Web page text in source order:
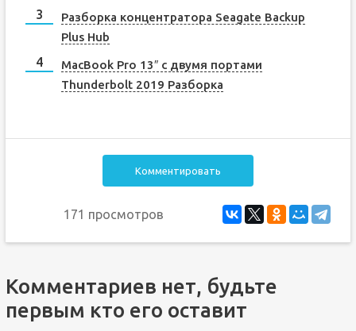
Разборка концентратора Seagate Backup
Plus Hub
MacBook Pro 13″ с двумя портами
Thunderbolt 2019 Разборка
Комментировать
171 просмотров
Комментариев нет, будьте
первым кто его оставит